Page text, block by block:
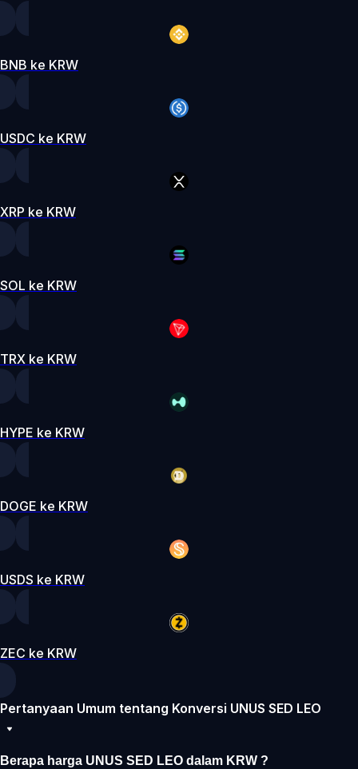
BNB ke KRW
USDC ke KRW
XRP ke KRW
SOL ke KRW
TRX ke KRW
HYPE ke KRW
DOGE ke KRW
USDS ke KRW
ZEC ke KRW
Pertanyaan Umum tentang Konversi UNUS SED LEO
Berapa harga UNUS SED LEO dalam KRW ?